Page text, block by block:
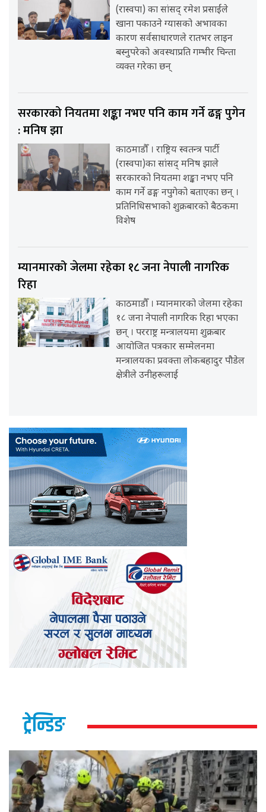
(रास्वपा) का सांसद् रमेश प्रसाईंले
खाना पकाउने ग्यासको अभावका
कारण सर्वसाधारणले रातभर लाइन
बस्नुपरेको अवस्थाप्रति गम्भीर चिन्ता
व्यक्त गरेका छन्
सरकारको नियतमा शङ्का नभए पनि काम गर्ने ढङ्ग पुगेन
: मनिष झा
काठमाडौँ । राष्ट्रिय स्वतन्त्र पार्टी
(रास्वपा)का सांसद् मनिष झाले
सरकारको नियतमा शङ्का नभए पनि
काम गर्ने ढङ्ग नपुगेको बताएका छन् ।
प्रतिनिधिसभाको शुक्रबारको बैठकमा
विशेष
म्यानमारको जेलमा रहेका १८ जना नेपाली नागरिक
रिहा
काठमाडौँ । म्यानमारको जेलमा रहेका
१८ जना नेपाली नागरिक रिहा भएका
छन् । परराष्ट्र मन्त्रालयमा शुक्रबार
आयोजित पत्रकार सम्मेलनमा
मन्त्रालयका प्रवक्ता लोकबहादुर पौडेल
क्षेत्रीले उनीहरूलाई
ट्रेन्डिङ